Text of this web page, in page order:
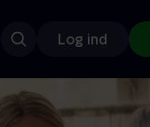
Log ind